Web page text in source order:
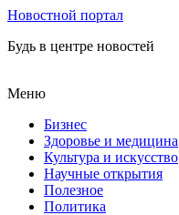
Новостной портал
Будь в центре новостей
Меню
Бизнес
Здоровье и медицина
Культура и искусство
Научные открытия
Полезное
Политика